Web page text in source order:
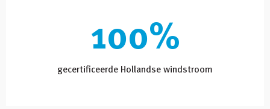
100%
gecertificeerde Hollandse windstroom